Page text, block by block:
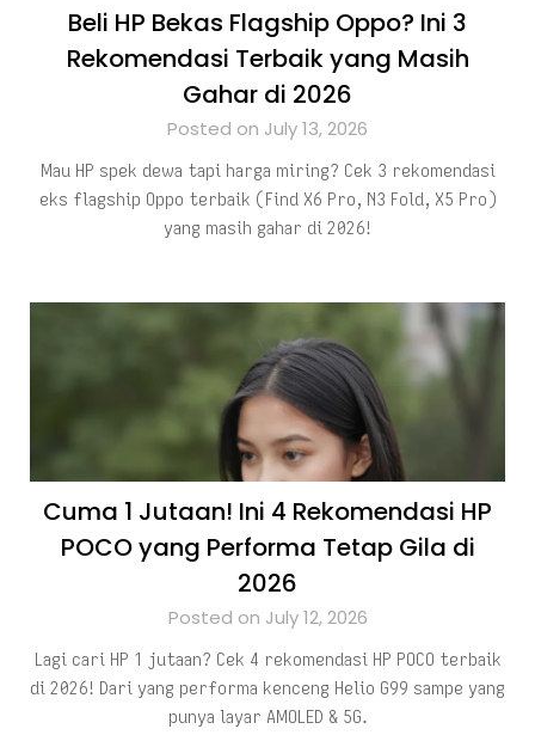
Beli HP Bekas Flagship Oppo? Ini 3
Rekomendasi Terbaik yang Masih
Gahar di 2026
Posted on July 13, 2026
Mau HP spek dewa tapi harga miring? Cek 3 rekomendasi
eks flagship Oppo terbaik (Find X6 Pro, N3 Fold, X5 Pro)
yang masih gahar di 2026!
Cuma 1 Jutaan! Ini 4 Rekomendasi HP
POCO yang Performa Tetap Gila di
2026
Posted on July 12, 2026
Lagi cari HP 1 jutaan? Cek 4 rekomendasi HP POCO terbaik
di 2026! Dari yang performa kenceng Helio G99 sampe yang
punya layar AMOLED & 5G.